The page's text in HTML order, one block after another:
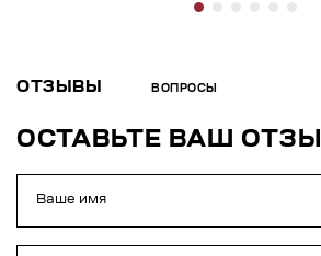
ОТЗЫВЫ ВОПРОСЫ
ОСТАВЬТЕ ВАШ